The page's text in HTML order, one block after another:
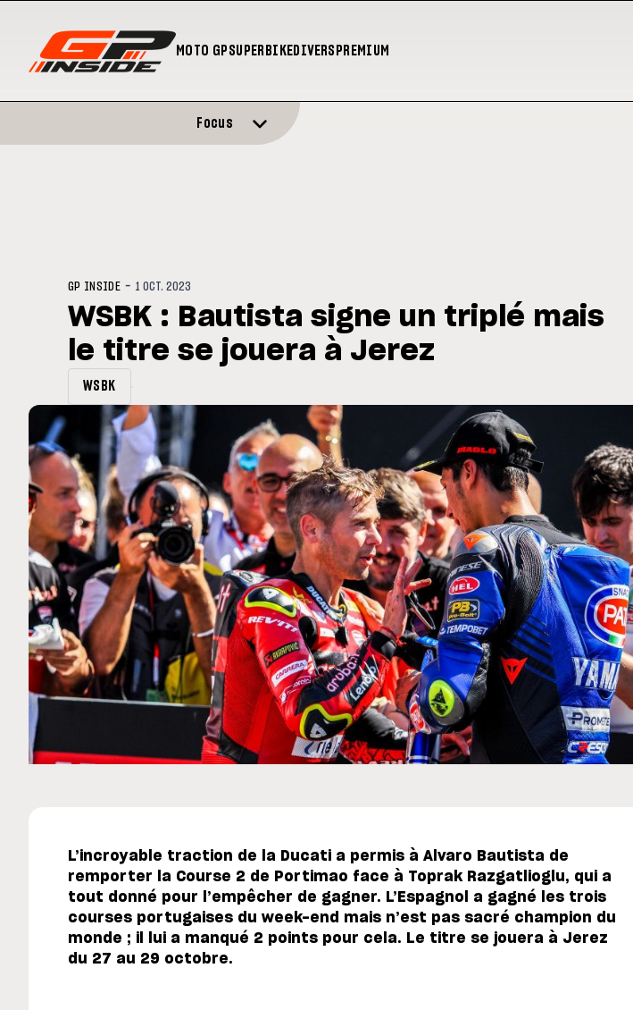
MOTO GPSUPERBIKEDIVERS PREMIUM
club spécial dans
Silverstone : Horaires et Programme du GP de
Grande-Bretagne
Zarco
septembre
Focus
GP INSIDE - 1 OCT. 2023
WSBK : Bautista signe un triplé mais
le titre se jouera à Jerez
WSBK
L’incroyable traction de la Ducati a permis à Alvaro Bautista de
remporter la Course 2 de Portimao face à Toprak Razgatlioglu, qui a
tout donné pour l’empêcher de gagner. L’Espagnol a gagné les trois
courses portugaises du week-end mais n’est pas sacré champion du
monde ; il lui a manqué 2 points pour cela. Le titre se jouera à Jerez
du 27 au 29 octobre.